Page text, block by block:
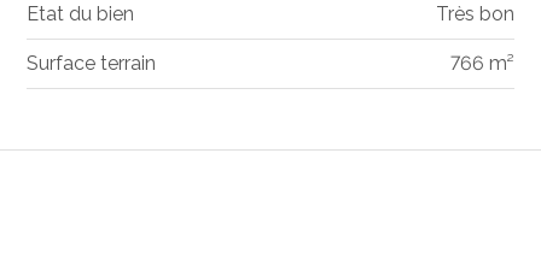
Etat du bien Très bon
Surface terrain 766 m²